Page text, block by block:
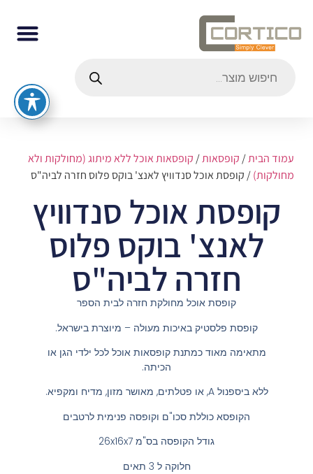
עמוד הבית/קופסאות/קופסאות אוכל ללא מיתוג (מחולקות ולא
מחולקות)/ קופסת אוכל סנדוויץ לאנצ' בוקס פלוס חזרה לביה"ס
קופסת אוכל סנדוויץ
לאנצ' בוקס פלוס
חזרה לביה"ס
קופסת אוכל מחולקת חזרה לבית הספר
קופסת פלסטיק באיכות מעולה – מיוצרת בישראל.
מתאימה מאוד כמתנת קופסאות אוכל לכל ילדי הגן או
הכיתה.
ללא ביספנול A, או פטלתים, מאושר מזון, מדיח ומקפיא.
הקופסא כוללת סכו"ם וקופסה פנימית לרטבים
גודל הקופסה בס"מ 26x16x7
חלוקה ל 3 תאים